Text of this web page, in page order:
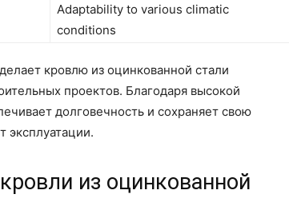
Adaptability to various climatic
conditions
кровлю из оцинкованной стали
проектов. Благодаря высокой
долговечность и сохраняет свою
эксплуатации.
из оцинкованной